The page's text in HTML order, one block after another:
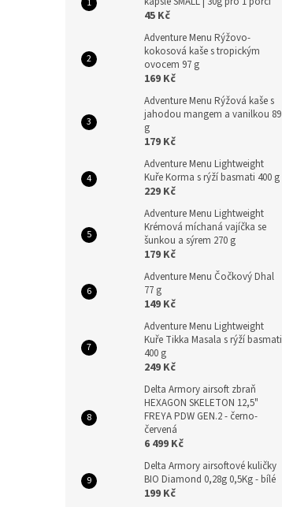
45 Kč
Adventure Menu Rýžovo-
kokosová kaše s tropickým
ovocem 97 g
169 Kč
Adventure Menu Rýžová kaše s
jahodou mangem a vanilkou 89
g
179 Kč
Adventure Menu Lightweight
Kuře Korma s rýží basmati 400 g
229 Kč
Adventure Menu Lightweight
Krémová míchaná vajíčka se
šunkou a sýrem 270 g
179 Kč
Adventure Menu Čočkový Dhal
77 g
149 Kč
Adventure Menu Lightweight
Kuře Tikka Masala s rýží basmati
400 g
249 Kč
Delta Armory airsoft zbraň
HEXAGON SKELETON 12,5"
FREYA PDW GEN.2 - černo-
červená
6 499 Kč
Delta Armory airsoftové kuličky
BIO Diamond 0,28g 0,5Kg - bílé
199 Kč